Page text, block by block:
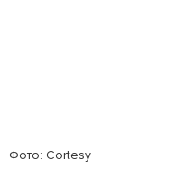
Фото: Cortesy